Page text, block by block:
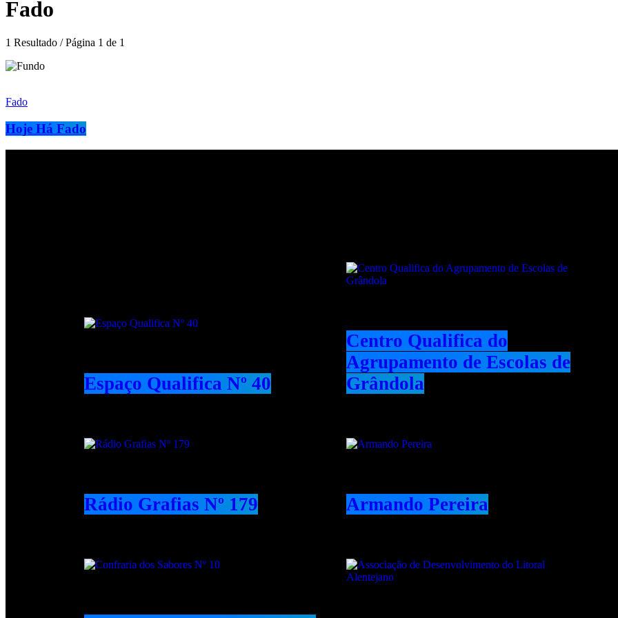
Fado
1 Resultado / Página 1 de 1
Fado
Hoje Há Fado
Espaço Qualifica Nº 40
Rádio Grafias Nº 179
Centro Qualifica do
Agrupamento de Escolas de
Grândola
Armando Pereira